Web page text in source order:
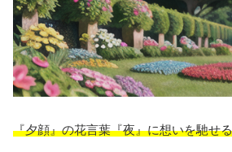
『夕顔』の花言葉『夜』に想いを馳せる